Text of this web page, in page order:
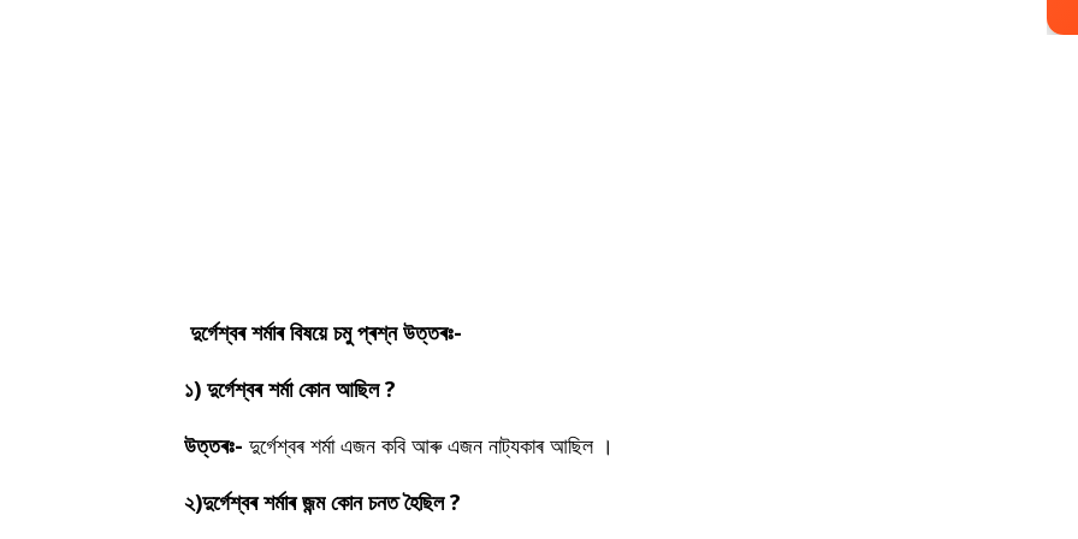
দুৰ্গেশ্বৰ শৰ্মাৰ বিষয়ে চমু প্ৰশ্ন উত্তৰঃ-
১) দুৰ্গেশ্বৰ শৰ্মা কোন আছিল ?
উত্তৰঃ- দুৰ্গেশ্বৰ শৰ্মা এজন কবি আৰু এজন নাট্যকাৰ আছিল ।
২)দুৰ্গেশ্বৰ শৰ্মাৰ জন্ম কোন চনত হৈছিল ?